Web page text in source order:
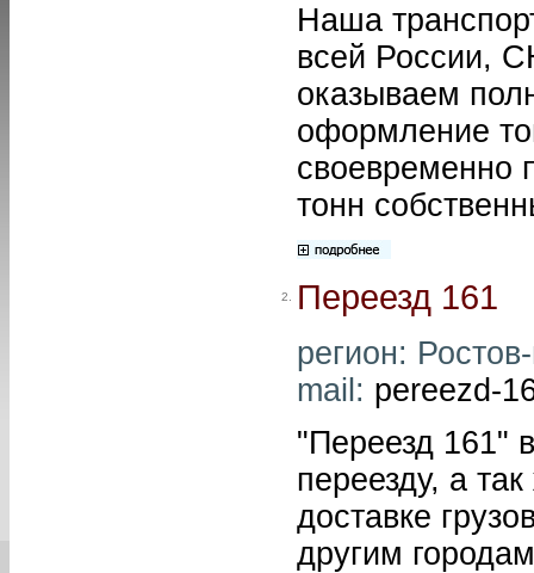
Наша
всей России,
оказываем
оформление
своевременно
тонн
2. Переезд 161
регион:
mail: pereezd-
"Переезд 161"
переезду, а
доставке
другим